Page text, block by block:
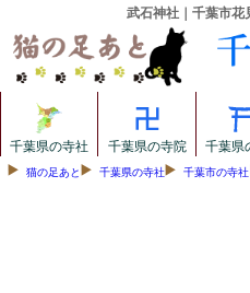
武石神社｜千葉市花
千葉県の寺社 千葉県の寺院 千葉県
猫の足あと 千葉県の寺社 千葉市の寺社